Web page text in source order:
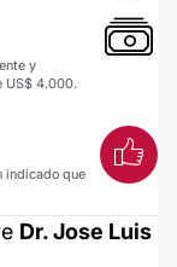
y
US$ 4.000.
indicado que
Dr. Jose Luis